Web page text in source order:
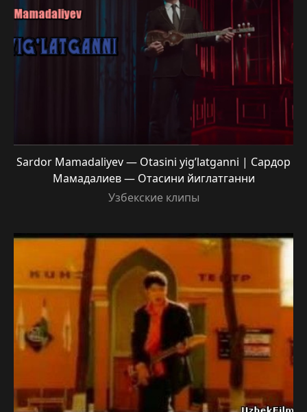
Sardor Mamadaliyev — Otasini yig’latganni | Сардор
Мамадалиев — Отасини йиглатганни
Узбекские клипы